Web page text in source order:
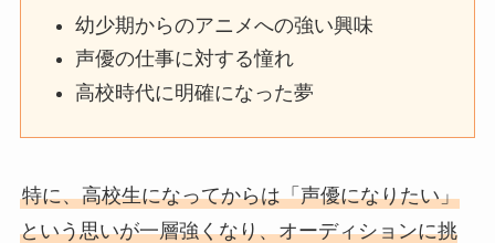
幼少期からのアニメへの強い興味
声優の仕事に対する憧れ
高校時代に明確になった夢
特に、高校生になってからは「声優になりたい」
という思いが一層強くなり、オーディションに挑